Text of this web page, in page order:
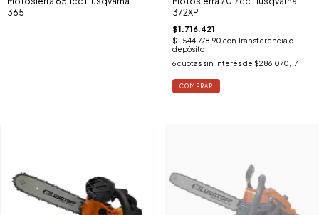
365
372XP
$1.716.421
$1.544.778,90 con Transferencia o
depósito
6 cuotas sin interés de $286.070,17